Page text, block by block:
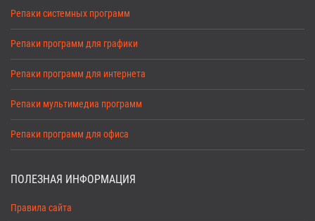
Репаки системных программ
Репаки программ для графики
Репаки программ для интернета
Репаки мультимедиа программ
Репаки программ для офиса
ПОЛЕЗНАЯ ИНФОРМАЦИЯ
Правила сайта